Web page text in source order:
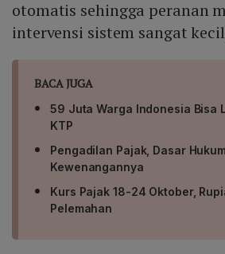
otomatis sehingga peranan
intervensi sistem sangat
BACA JUGA
59 Juta Warga Indonesia Bisa
KTP
Pengadilan Pajak, Dasar
Kewenangannya
Kurs Pajak 18-24 Oktober,
Pelemahan